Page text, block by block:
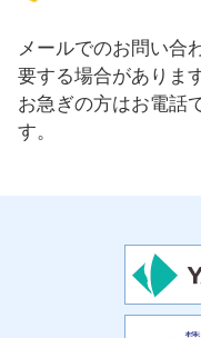
メールでのお問い合
要する場合がありま
お急ぎの方はお電話
す。